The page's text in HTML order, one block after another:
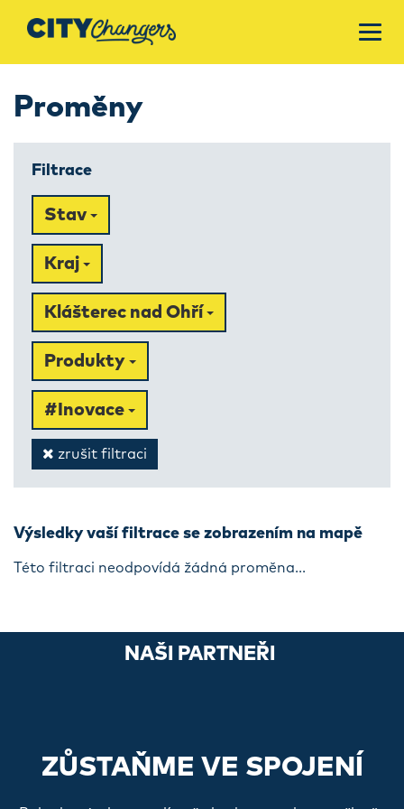
Proměny
Filtrace
Stav
Kraj
Klášterec nad Ohří
Produkty
#Inovace
zrušit filtraci
Výsledky vaší filtrace se zobrazením na mapě
Této filtraci neodpovídá žádná proměna...
NAŠI PARTNEŘI
ZŮSTAŇME VE SPOJENÍ